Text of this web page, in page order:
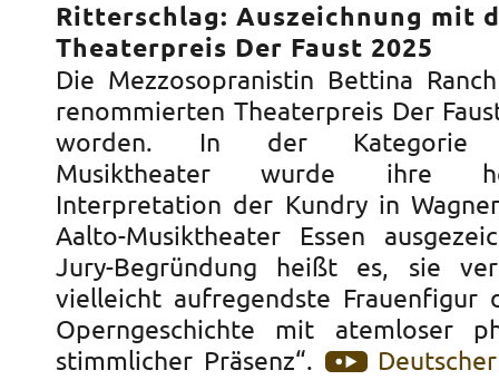
Ritterschlag: Auszeichnung mit
Theaterpreis Der Faust 2025
Die Mezzosopranistin Bettina
renommierten Theaterpreis Der
worden. In der Kategorie
Musiktheater wurde ihre
Interpretation der Kundry in
Aalto-Musiktheater Essen
Jury-Begründung heißt es, sie
vielleicht aufregendste Frauenfigur
Operngeschichte mit atemloser
stimmlicher Präsenz“.